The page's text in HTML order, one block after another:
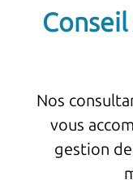
Nos
vous
gestion